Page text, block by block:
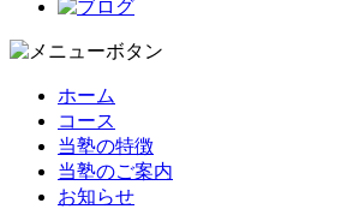
ホーム
コース
当塾の特徴
当塾のご案内
お知らせ